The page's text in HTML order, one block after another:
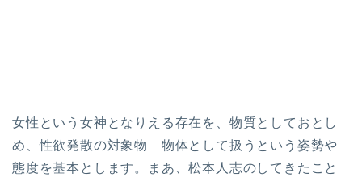
女性という女神となりえる存在を、物質としておとし
め、性欲発散の対象物 物体として扱うという姿勢や
態度を基本とします。まあ、松本人志のしてきたこと